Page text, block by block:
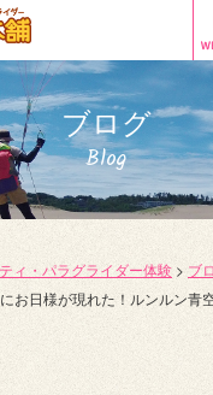
ブログ
Blog
ィ・パラグライダー体験 > ブ
お日様が現れた！ルンルン青